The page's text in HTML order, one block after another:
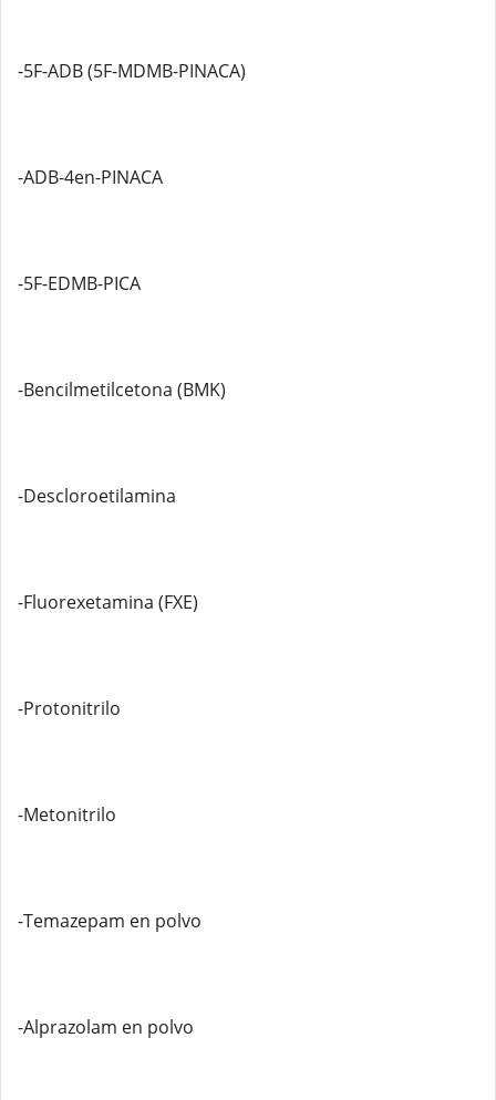
-5F-ADB (5F-MDMB-PINACA)
-ADB-4en-PINACA
-5F-EDMB-PICA
-Bencilmetilcetona (BMK)
-Descloroetilamina
-Fluorexetamina (FXE)
-Protonitrilo
-Metonitrilo
-Temazepam en polvo
-Alprazolam en polvo